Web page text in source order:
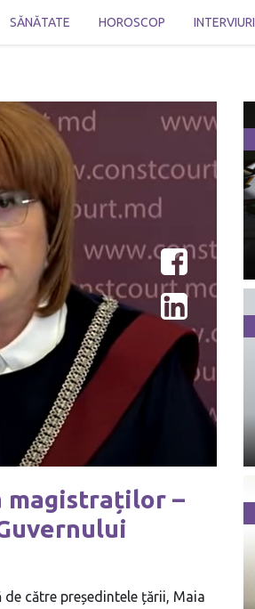
SĂNĂTATE HOROSCOP INTERVIURI
magistraților –
către președintele țării, Maia